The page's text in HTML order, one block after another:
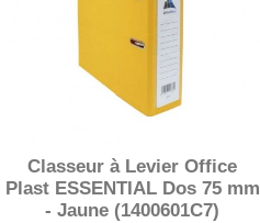
Classeur à Levier Office
Plast ESSENTIAL Dos 75 mm
- Jaune (1400601C7)